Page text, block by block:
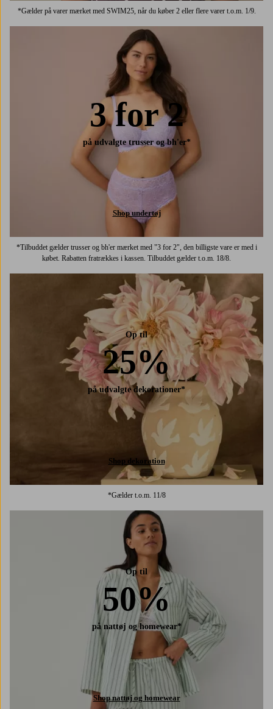
*Gælder på varer mærket med SWIM25, når du køber 2 eller flere varer t.o.m. 1/9.
3 for 2
på udvalgte trusser og bh'er*
Shop undertøj
*Tilbuddet gælder trusser og bh'er mærket med "3 for 2", den billigste vare er med i
købet. Rabatten fratrækkes i kassen. Tilbuddet gælder t.o.m. 18/8.
Op til
25%
på udvalgte dekorationer*
Shop dekoration
*Gælder t.o.m. 11/8
Op til
50%
på nattøj og homewear*
Shop nattøj og homewear